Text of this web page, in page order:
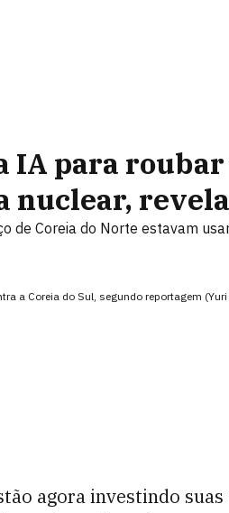
IA para
nuclear,
de Coreia do Norte estavam
a Coreia do Sul, segundo reportagem
agora investindo suas